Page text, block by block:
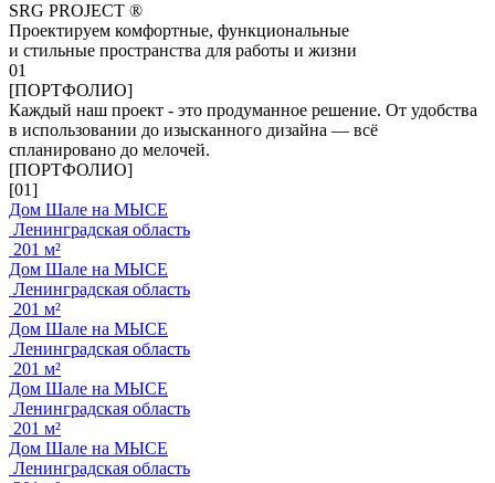
SRG PROJECT ®
Проектируем комфортные, функциональные
и стильные пространства для работы и жизни
01
[ПОРТФОЛИО]
Каждый наш проект - это продуманное решение. От удобства
в использовании до изысканного дизайна — всё
спланировано до мелочей.
[ПОРТФОЛИО]
[01]
Дом Шале на МЫСЕ
Ленинградская область
201 м²
Дом Шале на МЫСЕ
Ленинградская область
201 м²
Дом Шале на МЫСЕ
Ленинградская область
201 м²
Дом Шале на МЫСЕ
Ленинградская область
201 м²
Дом Шале на МЫСЕ
Ленинградская область